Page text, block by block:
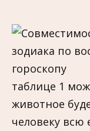
таблице 1
животное
человеку